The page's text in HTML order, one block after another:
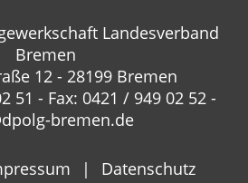
Landesverband
Bremen
12 - 28199 Bremen
51 - Fax: 0421 / 949 02 52 -
bremen.de
Datenschutz